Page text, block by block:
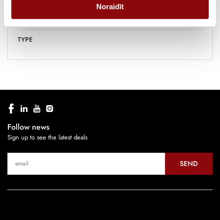
Noraidīt
POLE 3
TYPE
Follow news
Sign up to see the latest deals
SEND